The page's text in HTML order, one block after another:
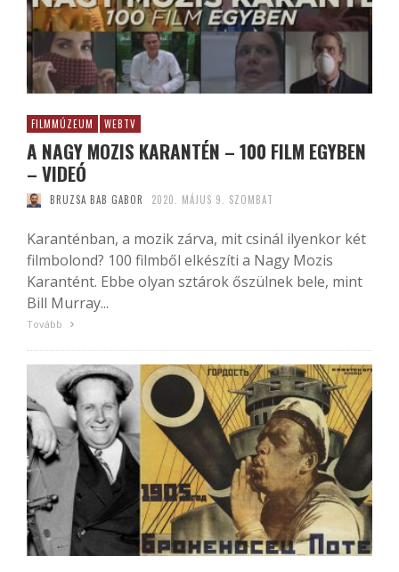
FILMMÚZEUM WEBTV
A NAGY MOZIS KARANTÉN – 100 FILM EGYBEN
– VIDEÓ
BRUZSA BAB GABOR 2020. MÁJUS 9. SZOMBAT
Karanténban, a mozik zárva, mit csinál ilyenkor két
filmbolond? 100 filmből elkészíti a Nagy Mozis
Karantént. Ebbe olyan sztárok őszülnek bele, mint
Bill Murray...
Tovább